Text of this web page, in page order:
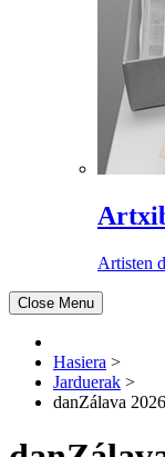
Artisten
Close Menu
Hasiera >
Jarduerak >
danZálava